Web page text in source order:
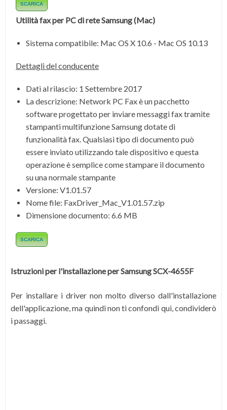
SCARICA
Utilità fax per PC di rete Samsung(Mac)
Sistema compatibile: Mac OS X 10.6 - Mac OS 10.13
Dettagli del conducente
Dati al rilascio: 1 Settembre 2017
La descrizione: Network PC Fax è un pacchetto
software progettato per inviare messaggi fax tramite
stampanti multifunzione Samsung dotate di
funzionalità fax. Qualsiasi tipo di documento può
essere inviato utilizzando tale dispositivo e questa
operazione è semplice come stampare il documento
su una normale stampante
Versione: V1.01.57
Nome file: FaxDriver_Mac_V1.01.57.zip
Dimensione documento: 6.6 MB
SCARICA
Istruzioni per l'installazione perSamsung SCX-4655F
Per installare i driver non molto diverso dall'installazione
dell'applicazione, ma quindi non ti confondi qui, condividerò
i passaggi.